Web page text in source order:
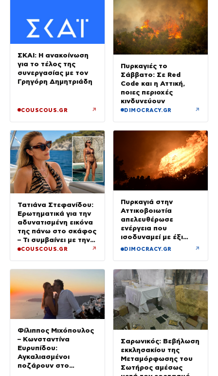
ΣΚΑΙ: Η ανακοίνωση
για το τέλος της
συνεργασίας με τον
Γρηγόρη Δημητριάδη
COUSCOUS.GR ↗
Πυρκαγιές το
Σάββατο: Σε Red
Code και η Αττική,
ποιες περιοχές
κινδυνεύουν
DIMOCRACY.GR ↗
Τατιάνα Στεφανίδου:
Ερωτηματικά για την
αδυνατισμένη εικόνα
της πάνω στο σκάφος
– Τι συμβαίνει με την
υγεία της;
COUSCOUS.GR ↗
Πυρκαγιά στην
Αττικοβοιωτία
απελευθέρωσε
ενέργεια που
ισοδυναμεί με έξι
βόμβες Χιροσίμα
DIMOCRACY.GR ↗
Φίλιππος Μιχόπουλος
– Κωνσταντίνα
Ευρυπίδου:
Αγκαλιασμένοι
ποζάρουν στο
Σαρωνικός: Βεβήλωση
εκκλησακίου της
Μεταμόρφωσης του
Σωτήρος αμέσως